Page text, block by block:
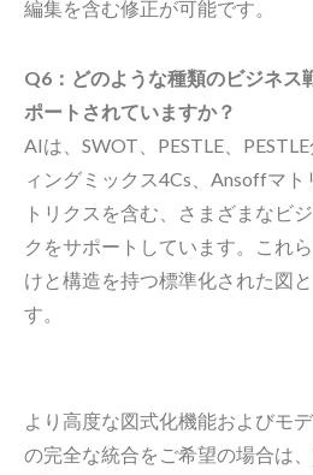
編集を含む修正が可能です。
Q6：どのような種類のビジネス
ポートされていますか？
AIは、SWOT、PESTLE、PESTLE
ィングミックス4Cs、Ansoffマ
トリクスを含む、さまざまなビ
クをサポートしています。これ
けと構造を持つ標準化された図
す。
より高度な図式化機能およびモ
の完全な統合をご希望の場合は、